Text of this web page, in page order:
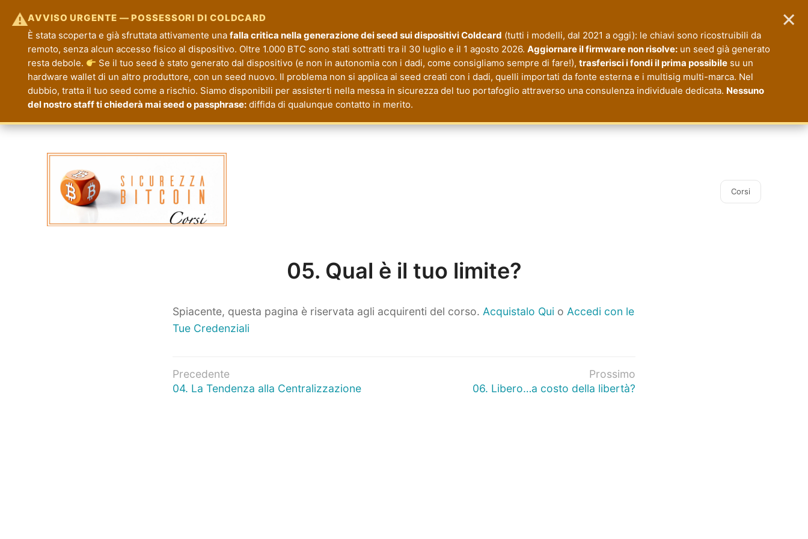
⚠AVVISO URGENTE — POSSESSORI DI COLDCARD
È stata scoperta e già sfruttata attivamente una falla critica nella generazione dei seed sui dispositivi Coldcard (tutti i modelli, dal 2021 a oggi): le chiavi sono ricostruibili da
remoto, senza alcun accesso fisico al dispositivo. Oltre 1.000 BTC sono stati sottratti tra il 30 luglio e il 1 agosto 2026. Aggiornare il firmware non risolve: un seed già generato
resta debole.
Se il tuo seed è stato generato dal dispositivo (e non in autonomia con i dadi, come consigliamo sempre di fare!),trasferisci i fondi il prima possibile su un
hardware wallet di un altro produttore, con un seed nuovo. Il problema non si applica ai seed creati con i dadi, quelli importati da fonte esterna e i multisig multi-marca. Nel
dubbio, tratta il tuo seed come a rischio. Siamo disponibili per assisterti nella messa in sicurezza del tuo portafoglio attraverso una consulenza individuale dedicata. Nessuno
del nostro staff ti chiederà mai seed o passphrase: diffida di qualunque contatto in merito.
×
Corsi
05. Qual è il tuo limite?
Spiacente, questa pagina è riservata agli acquirenti del corso. Acquistalo Qui o Accedi con le
Tue Credenziali
Navigazione
Precedente
Articolo
04. La Tendenza alla Centralizzazione
Prossimo
06. Libero…a costo della libertà?